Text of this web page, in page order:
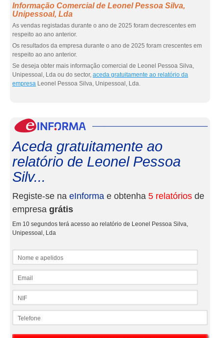
Informação Comercial de Leonel Pessoa Silva,
Unipessoal, Lda
As vendas registadas durante o ano de 2025 foram decrescentes em
respeito ao ano anterior.
Os resultados da empresa durante o ano de 2025 foram crescentes em
respeito ao ano anterior.
Se deseja obter mais informação comercial de Leonel Pessoa Silva,
Unipessoal, Lda ou do sector, aceda gratuitamente ao relatório da
empresa Leonel Pessoa Silva, Unipessoal, Lda.
Aceda gratuitamente ao
relatório de Leonel Pessoa
Silv...
Registe-se na eInforma e obtenha 5 relatórios de
empresa grátis
Em 10 segundos terá acesso ao relatório de Leonel Pessoa Silva,
Unipessoal, Lda